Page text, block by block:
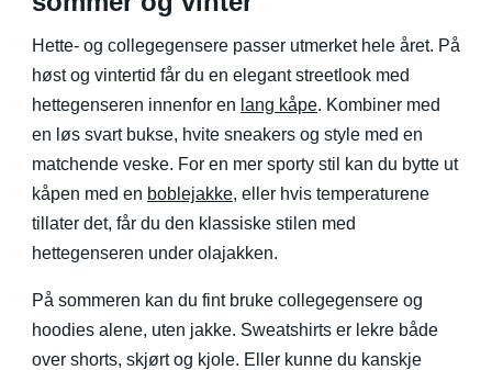
Hette- og collegegensere passer utmerket hele året. På
høst og vintertid får du en elegant streetlook med
hettegenseren innenfor en lang kåpe. Kombiner med
en løs svart bukse, hvite sneakers og style med en
matchende veske. For en mer sporty stil kan du bytte ut
kåpen med en boblejakke, eller hvis temperaturene
tillater det, får du den klassiske stilen med
hettegenseren under olajakken.
På sommeren kan du fint bruke collegegensere og
hoodies alene, uten jakke. Sweatshirts er lekre både
over shorts, skjørt og kjole. Eller kunne du kanskje